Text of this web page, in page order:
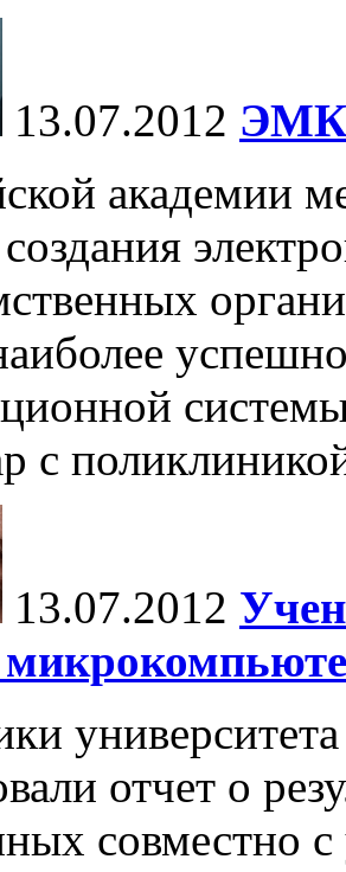
13.07.2012 ЭМК
академии
с
13.07.2012
отчет о
совместно